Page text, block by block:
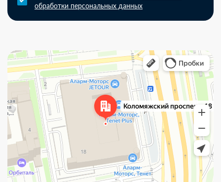
обработки персональных данных